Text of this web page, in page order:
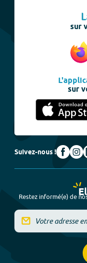
sur
sur
Suivez-nous !
Restez informé(e) de